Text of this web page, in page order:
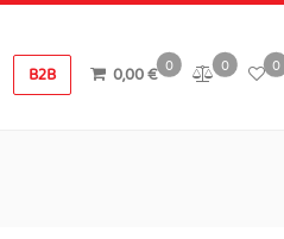
0
0,00 € 0 0
B2B